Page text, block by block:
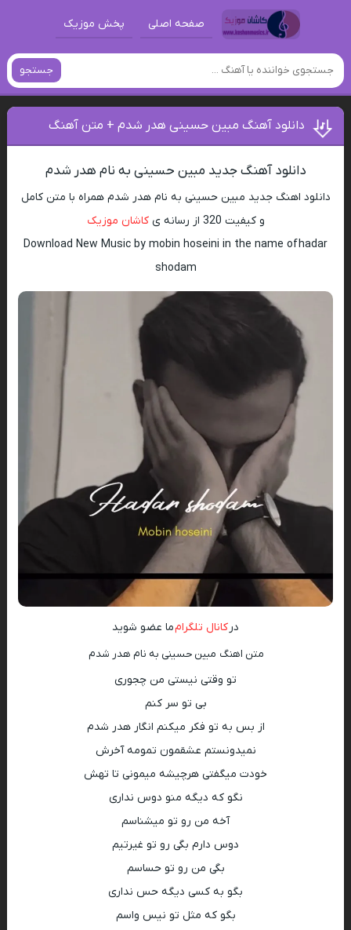
صفحه اصلی پخش موزیک
جستجو
دانلود آهنگ مبین حسینی هدر شدم + متن آهنگ
دانلود آهنگ جدید مبین حسینی به نام هدر شدم
دانلود اهنگ جدید مبین حسینی به نام هدر شدم همراه با متن کامل
و کیفیت 320 از رسانه ی
کاشان موزیک
Download New Music by mobin hoseini in the name of hadar
shodam
در کانال تلگرامما عضو شوید
متن اهنگ مبین حسینی به نام هدر شدم
تو وقتی نیستی من چجوری
بی تو سر کنم
از بس به تو فکر میکنم انگار هدر شدم
نمیدونستم عشقمون تمومه آخرش
خودت میگفتی هرچیشه میمونی تا تهش
نگو که دیگه منو دوس نداری
آخه من رو تو میشناسم
دوس دارم بگی رو تو غیرتیم
بگی من رو تو حساسم
بگو به کسی دیگه حس نداری
بگو که مثل تو نیس واسم